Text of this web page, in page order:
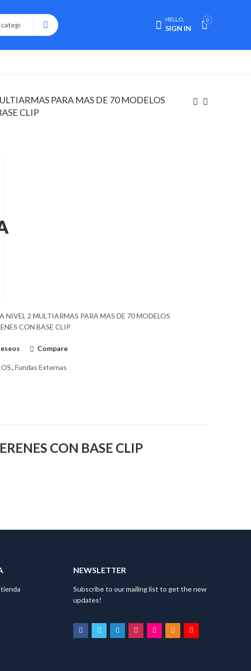
HELLO,
SIGN IN
0
PARA MAS DE 70 MODELOS
CLIP
NIVEL 2 MULTIARMAS PARA MAS DE 70 MODELOS
CON BASE CLIP
Compare
, Fundas Externas
CON BASE CLIP
NEWSLETTER
Subscribe to our mailing list to get the new
updates!